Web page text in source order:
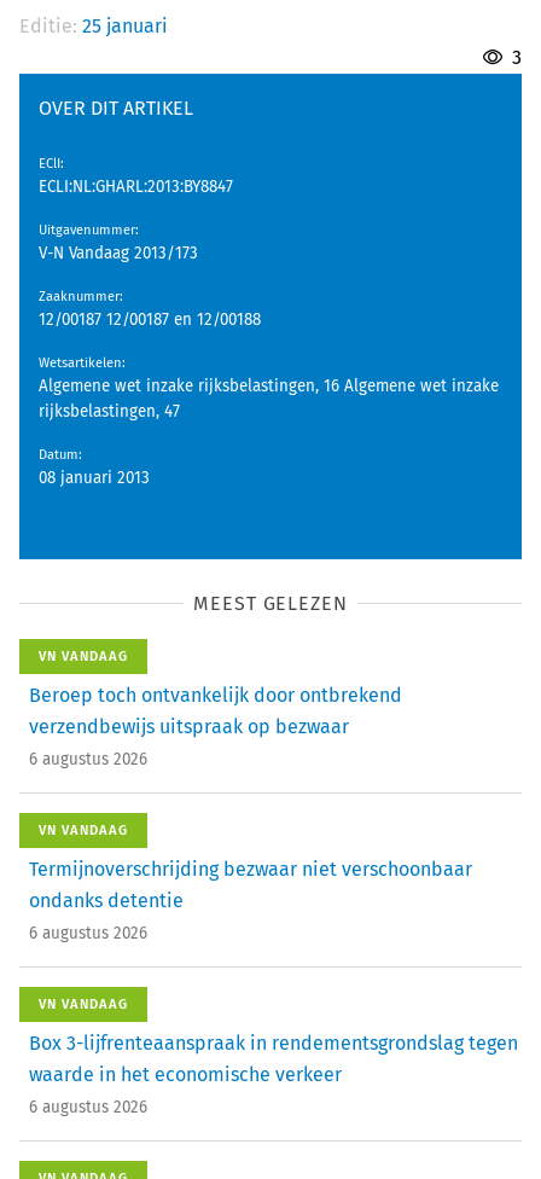
Editie: 25 januari
3
OVER DIT ARTIKEL
EClI:
ECLI:NL:GHARL:2013:BY8847
Uitgavenummer:
V-N Vandaag 2013/173
Zaaknummer:
12/00187 12/00187 en 12/00188
Wetsartikelen:
Algemene wet inzake rijksbelastingen, 16 Algemene wet inzake
rijksbelastingen, 47
Datum:
08 januari 2013
MEEST GELEZEN
VN VANDAAG
Beroep toch ontvankelijk door ontbrekend
verzendbewijs uitspraak op bezwaar
6 augustus 2026
VN VANDAAG
Termijnoverschrijding bezwaar niet verschoonbaar
ondanks detentie
6 augustus 2026
VN VANDAAG
Box 3-lijfrenteaanspraak in rendementsgrondslag tegen
waarde in het economische verkeer
6 augustus 2026